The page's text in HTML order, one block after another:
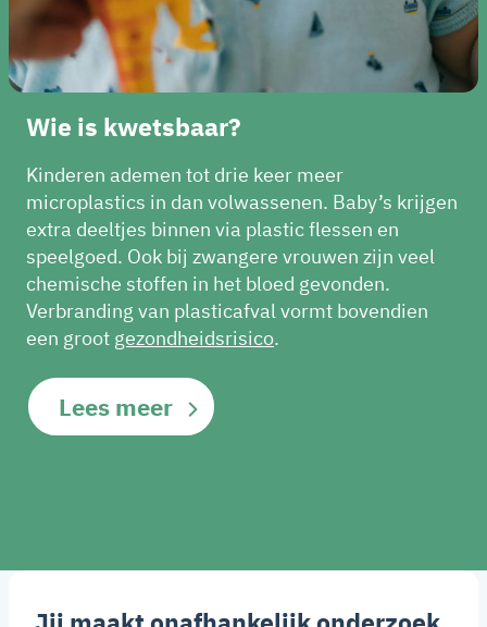
Wie is kwetsbaar?
Kinderen ademen tot drie keer meer
microplastics in dan volwassenen. Baby’s krijgen
extra deeltjes binnen via plastic flessen en
speelgoed. Ook bij zwangere vrouwen zijn veel
chemische stoffen in het bloed gevonden.
Verbranding van plasticafval vormt bovendien
een groot gezondheidsrisico.
Lees meer